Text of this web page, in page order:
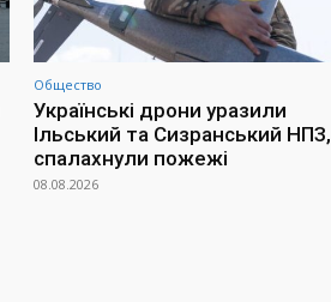
Общество
Українські дрони уразили
Ільський та Сизранський НПЗ,
спалахнули пожежі
08.08.2026